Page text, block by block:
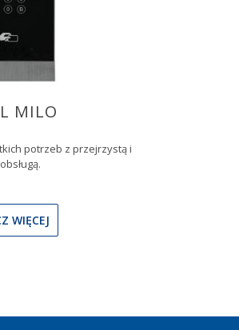
MILO
potrzeb z przejrzystą i
WIĘCEJ